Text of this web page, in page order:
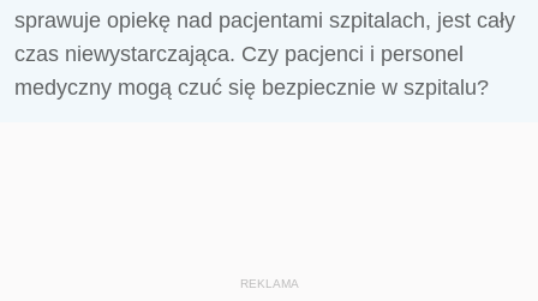
sprawuje opiekę nad pacjentami szpitalach, jest cały
czas niewystarczająca. Czy pacjenci i personel
medyczny mogą czuć się bezpiecznie w szpitalu?
REKLAMA